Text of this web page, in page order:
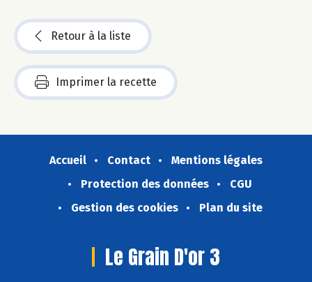
Retour à la liste
Imprimer la recette
Accueil Contact
Mentions légales
Protection des données
CGU
Gestion des cookies
Plan du site
Le Grain D'or 3